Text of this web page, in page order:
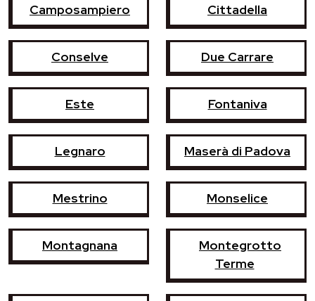
Camposampiero Cittadella
Conselve Due Carrare
Este Fontaniva
Legnaro Maserà di Padova
Mestrino Monselice
Montagnana
Montegrotto
Terme